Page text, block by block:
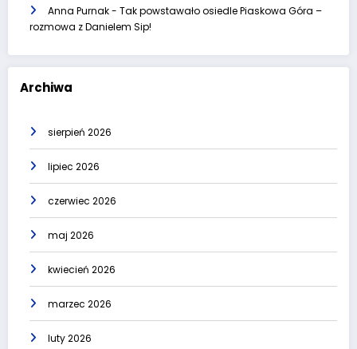
Anna Purnak- Tak powstawało osiedle Piaskowa Góra –
rozmowa z Danielem Sip!
Archiwa
sierpień 2026
lipiec 2026
czerwiec 2026
maj 2026
kwiecień 2026
marzec 2026
luty 2026